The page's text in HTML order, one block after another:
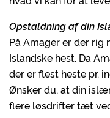
Opstaldning af din
På Amager er der
Islandske hest. Da
der er flest heste pr.
Ønsker du, at din
flere løsdrifter tæt